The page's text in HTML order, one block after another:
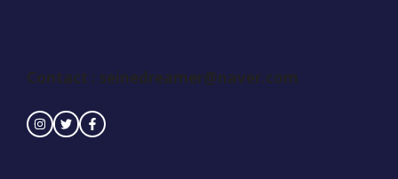
Contact : seinedreamer@naver.com